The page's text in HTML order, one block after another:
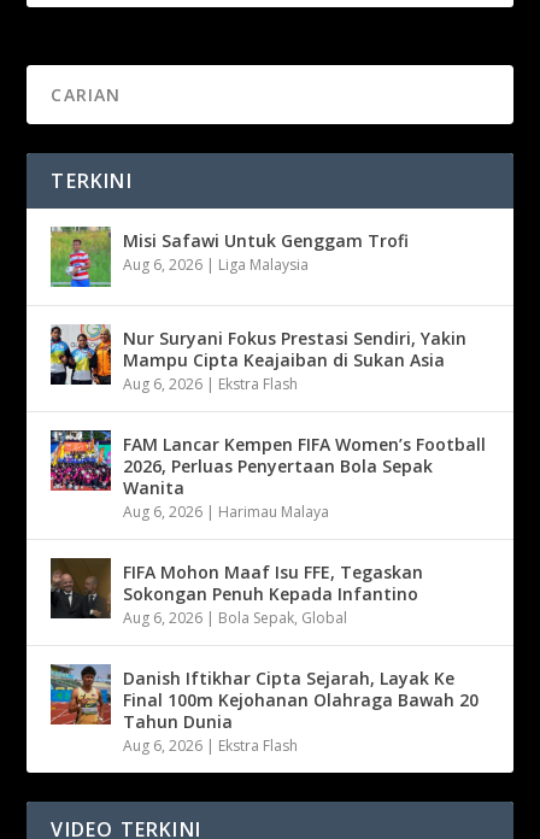
TERKINI
Misi Safawi Untuk Genggam Trofi
Aug 6, 2026 | Liga Malaysia
Nur Suryani Fokus Prestasi Sendiri, Yakin
Mampu Cipta Keajaiban di Sukan Asia
Aug 6, 2026 | Ekstra Flash
FAM Lancar Kempen FIFA Women’s Football
2026, Perluas Penyertaan Bola Sepak
Wanita
Aug 6, 2026 | Harimau Malaya
FIFA Mohon Maaf Isu FFE, Tegaskan
Sokongan Penuh Kepada Infantino
Aug 6, 2026 | Bola Sepak, Global
Danish Iftikhar Cipta Sejarah, Layak Ke
Final 100m Kejohanan Olahraga Bawah 20
Tahun Dunia
Aug 6, 2026 | Ekstra Flash
VIDEO TERKINI